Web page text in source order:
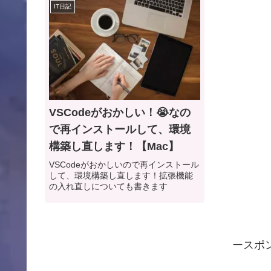
IT日記
VSCodeがおかしい！😭なの
で再インストールして、環境
構築し直します！【Mac】
VSCodeがおかしいので再インストール
して、環境構築し直します！拡張機能
の入れ直しについても書きます
ースポ